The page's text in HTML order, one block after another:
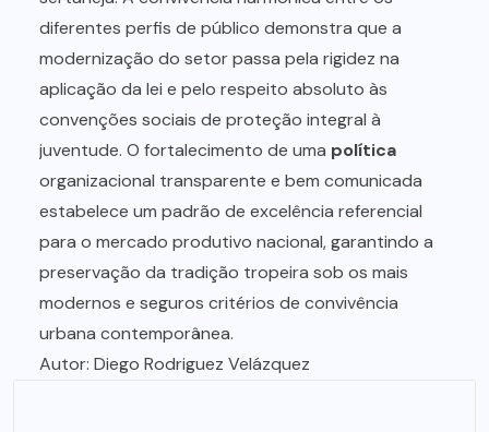
diferentes perfis de público demonstra que a
modernização do setor passa pela rigidez na
aplicação da lei e pelo respeito absoluto às
convenções sociais de proteção integral à
juventude. O fortalecimento de uma política
organizacional transparente e bem comunicada
estabelece um padrão de excelência referencial
para o mercado produtivo nacional, garantindo a
preservação da tradição tropeira sob os mais
modernos e seguros critérios de convivência
urbana contemporânea.
Autor: Diego Rodriguez Velázquez